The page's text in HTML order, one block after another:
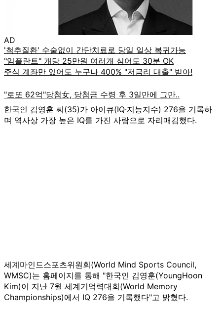
AD
한국인 김영훈 씨(35)가 아이큐(IQ·지능지수) 276을 기록하
며 역사상 가장 높은 IQ를 가진 사람으로 자리매김했다.
세계마인드스포츠위원회(World Mind Sports Council,
WMSC)는 홈페이지를 통해 "한국인 김영훈(YoungHoon
Kim)이 지난 7월 세계기억력대회(World Memory
Championships)에서 IQ 276을 기록했다"고 밝혔다.